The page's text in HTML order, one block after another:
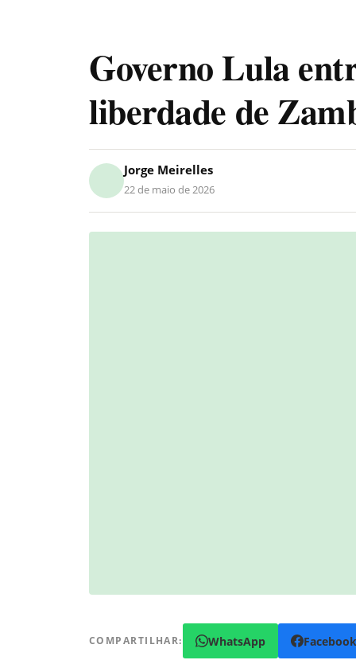
Governo Lula
liberdade de
Jorge Meirelles
22 de maio de 2026
COMPARTILHAR: WhatsApp Facebook